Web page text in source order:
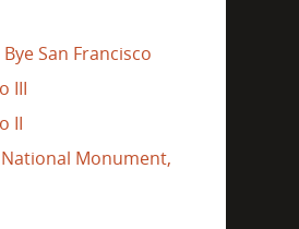
San Francisco
III
II
National Monument,